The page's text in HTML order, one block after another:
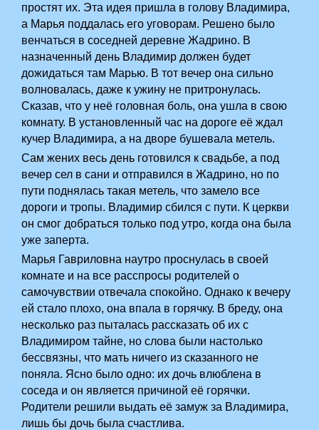
простят их. Эта идея пришла в голову Владимира,
а Марья поддалась его уговорам. Решено было
венчаться в соседней деревне Жадрино. В
назначенный день Владимир должен будет
дожидаться там Марью. В тот вечер она сильно
волновалась, даже к ужину не притронулась.
Сказав, что у неё головная боль, она ушла в свою
комнату. В установленный час на дороге её ждал
кучер Владимира, а на дворе бушевала метель.
Сам жених весь день готовился к свадьбе, а под
вечер сел в сани и отправился в Жадрино, но по
пути поднялась такая метель, что замело все
дороги и тропы. Владимир сбился с пути. К церкви
он смог добраться только под утро, когда она была
уже заперта.
Марья Гавриловна наутро проснулась в своей
комнате и на все расспросы родителей о
самочувствии отвечала спокойно. Однако к вечеру
ей стало плохо, она впала в горячку. В бреду, она
несколько раз пыталась рассказать об их с
Владимиром тайне, но слова были настолько
бессвязны, что мать ничего из сказанного не
поняла. Ясно было одно: их дочь влюблена в
соседа и он является причиной её горячки.
Родители решили выдать её замуж за Владимира,
лишь бы дочь была счастлива.